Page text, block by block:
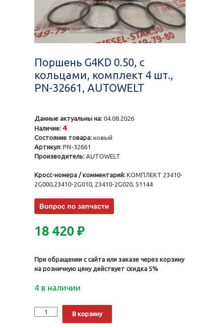
Поршень G4KD 0.50, с
кольцами, комплект 4 шт.,
PN-32661, AUTOWELT
Данные актуальны на: 04.08.2026
Наличие: 4
Состояние товара: новый
Артикул: PN-32661
Производитель: AUTOWELT
Кросс-номера / комментарий: КОМПЛЕКТ 23410-
2G000,23410-2G010, 23410-2G020, 51144
18 420 ₽
При обращении с сайта или заказе через корзину
на розничную цену действует скидка 5%
4 в наличии
Количество
Поршень
В корзину